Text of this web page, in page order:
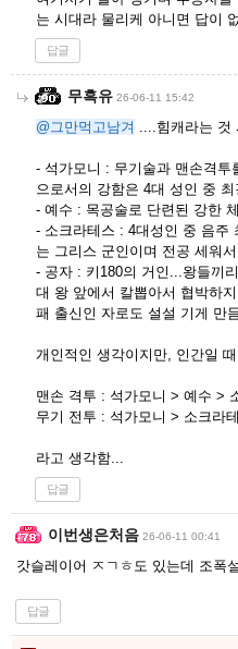
는 시대라 물리케 아니면 답이
답글
무흑유 26-06-11 15:42
@그만먹고남겨 ....힘캐라는 것
- 석가모니 : 무기술과 맨손격
으로서의 강함은 4대 성인 중 최
- 예수 : 목공술로 단련된 강한
- 소크라테스 : 4대성인 중 음주
는 그리스 군인이며 전공 세워
- 공자 : 키180의 거인...왕들끼
대 왕 앞에서 칼뽑아서 협박하
패 출신인 자로도 설설 기게 만
개인적인 생각이지만, 인간일
맨손 격투 : 석가모니 > 예수 >
무기 전투 : 석가모니 > 소크라
라고 생각함...
답글
이번생은처음 26-06-11 00:41
갓슬레이어 ㅈㄱㅎ도 있는데 조폭
답글